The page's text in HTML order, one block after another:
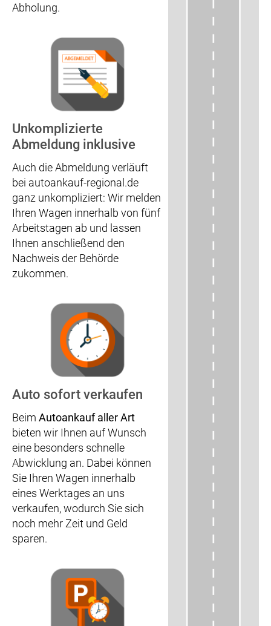
Abholung.
Unkomplizierte
Abmeldung inklusive
Auch die Abmeldung verläuft
bei autoankauf-regional.de
ganz unkompliziert: Wir melden
Ihren Wagen innerhalb von fünf
Arbeitstagen ab und lassen
Ihnen anschließend den
Nachweis der Behörde
zukommen.
Auto sofort verkaufen
Beim Autoankauf aller Art
bieten wir Ihnen auf Wunsch
eine besonders schnelle
Abwicklung an. Dabei können
Sie Ihren Wagen innerhalb
eines Werktages an uns
verkaufen, wodurch Sie sich
noch mehr Zeit und Geld
sparen.